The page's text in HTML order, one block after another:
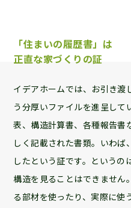
「住まいの履歴書」は
正直な家づくりの証
イデアホームでは、お引き渡
う分厚いファイルを進呈して
表、構造計算書、各種報告書
しく記載された書類。いわ
したという証です。というの
構造を見ることはできません
る部材を使ったり、実際に使